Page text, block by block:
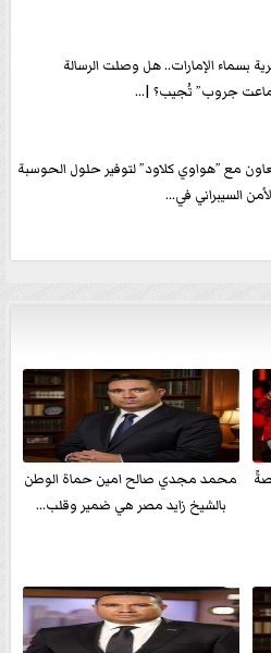
بسماء الإمارات.. هل وصلت الرسالة
جروب” تُجيب؟ |...
مع ”هواوي كلاود” لتوفير حلول الحوسبة
السيبراني في...
محمد مجدي صالح امين حماة الوطن
بالشيخ زايد مصر هي ضمير وقلب...